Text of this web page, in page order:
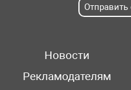
Новости
Рекламодателям